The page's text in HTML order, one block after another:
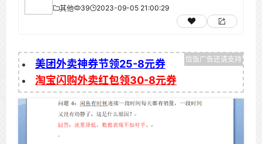
其他 39 2023-09-05 21:00:29
美团外卖神券节领25-8元券
淘宝闪购外卖红包领30-8元券